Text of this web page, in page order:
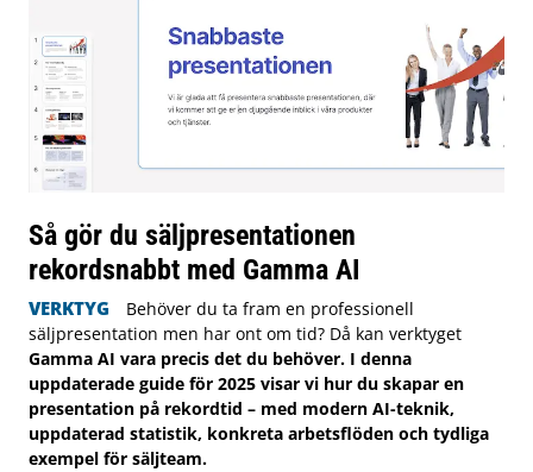
Så gör du säljpresentationen
rekordsnabbt med Gamma AI
VERKTYG
Behöver du ta fram en professionell
säljpresentation men har ont om tid? Då kan verktyget
Gamma AI vara precis det du behöver. I denna
uppdaterade guide för 2025 visar vi hur du skapar en
presentation på rekordtid – med modern AI-teknik,
uppdaterad statistik, konkreta arbetsflöden och tydliga
exempel för säljteam.